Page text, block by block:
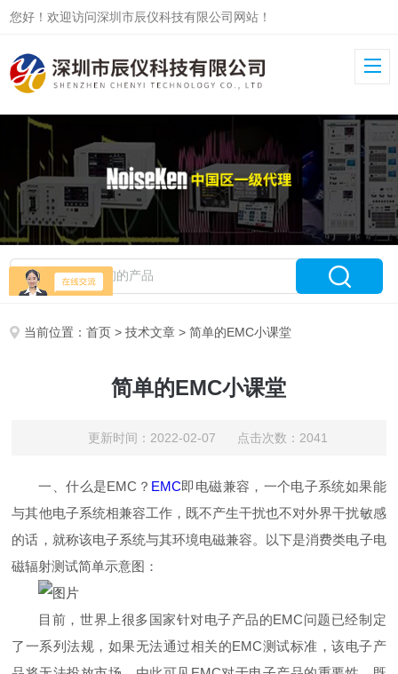
您好！欢迎访问深圳市辰仪科技有限公司网站！
当前位置：首页 >技术文章 > 简单的EMC小课堂
简单的EMC小课堂
更新时间：2022-02-07 点击次数：2041
一、什么是EMC？ EMC即电磁兼容，一个电子系统如果能
与其他电子系统相兼容工作，既不产生干扰也不对外界干扰敏感
的话，就称该电子系统与其环境电磁兼容。以下是消费类电子电
磁辐射测试简单示意图：
目前，世界上很多国家针对电子产品的EMC问题已经制定
了一系列法规，如果无法通过相关的EMC测试标准，该电子产